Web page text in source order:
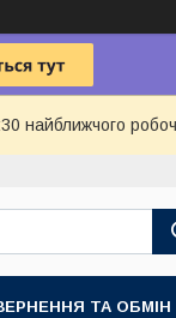
найближчого
ТА ОБМІН